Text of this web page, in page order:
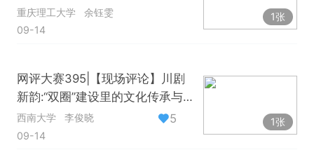
重庆理工大学
余钰雯
09-14
1张
网评大赛395|【现场评论】川剧
新韵:“双圈”建设里的文化传承与创
新
西南大学 李俊晓 5
09-14
1张